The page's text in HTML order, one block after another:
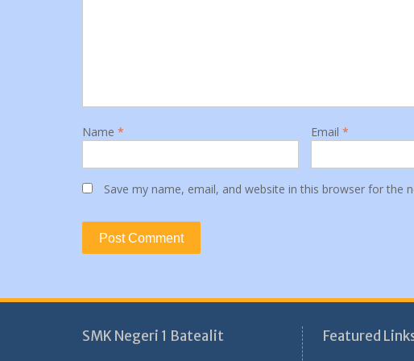
Name * Email *
Save my name, email, and website in this browser for the
SMK Negeri 1 Batealit Featured